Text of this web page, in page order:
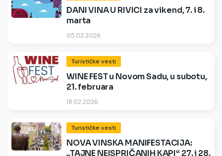
DANI VINA U RIVICI za vikend, 7. i 8.
marta
05.03.2026.
Turističke vesti
WINE FEST u Novom Sadu, u subotu,
21. februara
18.02.2026.
Turističke vesti
NOVA VINSKA MANIFESTACIJA:
„TAJNE NEISPRIČANIH KAPI“ 27. i 28.